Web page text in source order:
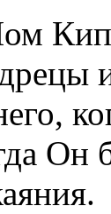
Он